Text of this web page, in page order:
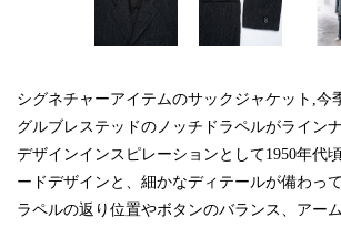
シグネチャーアイテムのサックジャケット,今
グルブレステッドのノッチドラペルがラインナ
デザインインスピレーションとして1950年代
ードデザインと、細かなディテールが備わって
ラペルの返り位置やボタンのバランス、アー